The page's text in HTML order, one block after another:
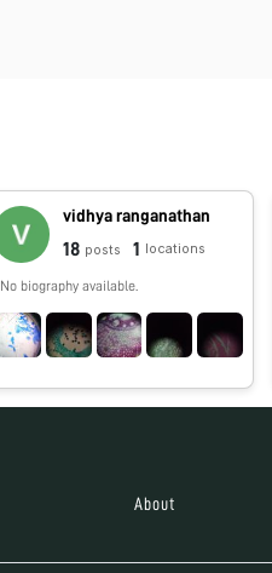
vidhya ranganathan
18 posts 1 locations
No biography available.
About